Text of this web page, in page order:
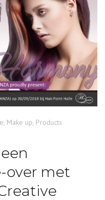
, Make up, Products
over met